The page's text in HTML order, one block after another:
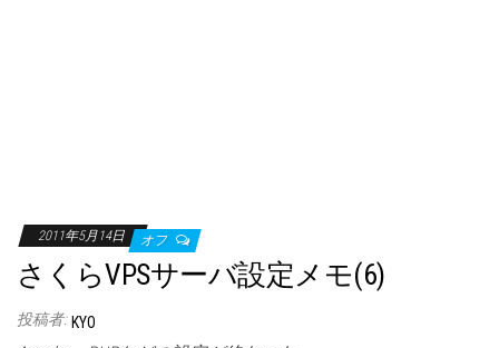
2011年5月14日 オフ
さくらVPSサーバ設定メモ(6)
投稿者: KYO